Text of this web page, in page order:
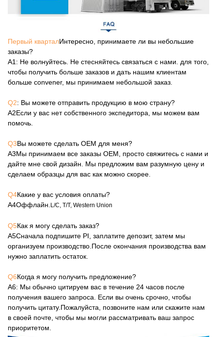
Первый кварталИнтересно, принимаете ли вы небольшие
заказы?
А1 : Не волнуйтесь. Не стесняйтесь связаться с нами. для того,
чтобы получить больше заказов и дать нашим клиентам
больше convener, мы принимаем небольшой заказ.
Q2: Вы можете отправить продукцию в мою страну?
А2Если у вас нет собственного экспедитора, мы можем вам
помочь.
Q3Вы можете сделать OEM для меня?
А3Мы принимаем все заказы OEM, просто свяжитесь с нами и
дайте мне свой дизайн. Мы предложим вам разумную цену и
сделаем образцы для вас как можно скорее.
Q4Какие у вас условия оплаты?
А4Оффлайн. L/C, T/T, Western Union
Q5Как я могу сделать заказ?
А5Сначала подпишите PI, заплатите депозит, затем мы
организуем производство.После окончания производства вам
нужно заплатить остаток.
Q6Когда я могу получить предложение?
А6: Мы обычно цитируем вас в течение 24 часов после
получения вашего запроса. Если вы очень срочно, чтобы
получить цитату.Пожалуйста, позвоните нам или скажите нам
в своей почте, чтобы мы могли рассматривать ваш запрос
приоритетом.